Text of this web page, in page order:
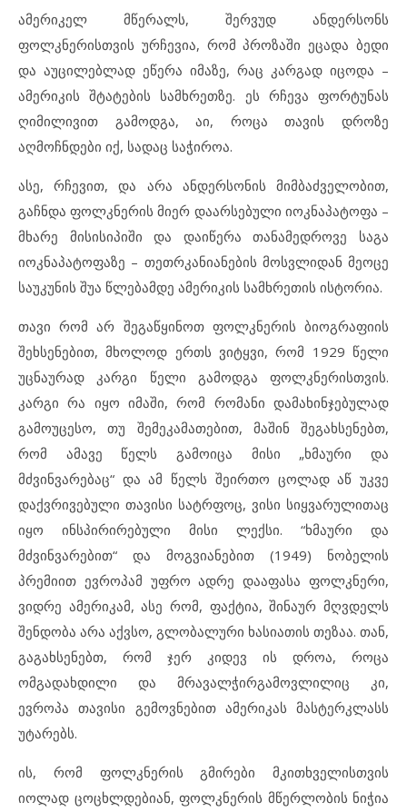
ამერიკელ მწერალს, შერვუდ ანდერსონს
ფოლკნერისთვის ურჩევია, რომ პროზაში ეცადა ბედი
და აუცილებლად ეწერა იმაზე, რაც კარგად იცოდა –
ამერიკის შტატების სამხრეთზე. ეს რჩევა ფორტუნას
ღიმილივით გამოდგა, აი, როცა თავის დროზე
აღმოჩნდები იქ, სადაც საჭიროა.
ასე, რჩევით, და არა ანდერსონის მიმბაძველობით,
გაჩნდა ფოლკნერის მიერ დაარსებული იოკნაპატოფა –
მხარე მისისიპიში და დაიწერა თანამედროვე საგა
იოკნაპატოფაზე – თეთრკანიანების მოსვლიდან მეოცე
საუკუნის შუა წლებამდე ამერიკის სამხრეთის ისტორია.
თავი რომ არ შეგაწყინოთ ფოლკნერის ბიოგრაფიის
შეხსენებით, მხოლოდ ერთს ვიტყვი, რომ 1929 წელი
უცნაურად კარგი წელი გამოდგა ფოლკნერისთვის.
კარგი რა იყო იმაში, რომ რომანი დამახინჯებულად
გამოუცესო, თუ შემეკამათებით, მაშინ შეგახსენებთ,
რომ ამავე წელს გამოიცა მისი „ხმაური და
მძვინვარებაც“ და ამ წელს შეირთო ცოლად აწ უკვე
დაქვრივებული თავისი სატრფოც, ვისი სიყვარულითაც
იყო ინსპირირებული მისი ლექსი. “ხმაური და
მძვინვარებით“ და მოგვიანებით (1949) ნობელის
პრემიით ევროპამ უფრო ადრე დააფასა ფოლკნერი,
ვიდრე ამერიკამ, ასე რომ, ფაქტია, შინაურ მღვდელს
შენდობა არა აქვსო, გლობალური ხასიათის თეზაა. თან,
გაგახსენებთ, რომ ჯერ კიდევ ის დროა, როცა
ომგადახდილი და მრავალჭირგამოვლილიც კი,
ევროპა თავისი გემოვნებით ამერიკას მასტერკლასს
უტარებს.
ის, რომ ფოლკნერის გმირები მკითხველისთვის
იოლად ცოცხლდებიან, ფოლკნერის მწერლობის ნიჭია